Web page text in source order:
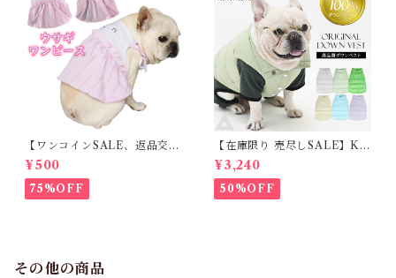
【ワンコインSALE、返品交換
不可】KM171SK フレンチブ
ルドック 犬服 女の子 ピンク
スカート
¥500
75%OFF
【在庫限り 売尽しSALE】K
M952Tダウンベスト 100%ダ
ウン・フェザー 犬 犬服 ダウン
ジャケット ベスト フレンチブ
ルドッグ 冬服 極暖 暖かい 可
¥3,240
50%OFF
その他の商品